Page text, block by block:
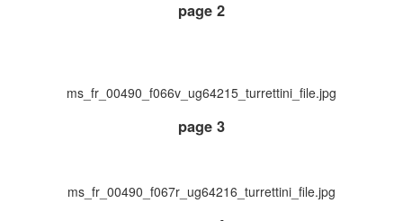
page 2
ms_fr_00490_f066v_ug64215_turrettini_file.jpg
page 3
ms_fr_00490_f067r_ug64216_turrettini_file.jpg